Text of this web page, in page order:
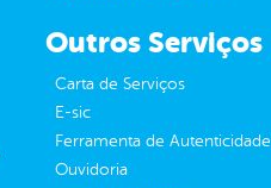
Outros Serviços
Carta de Serviços
E-sic
Ferramenta de Autenticidade
Ouvidoria